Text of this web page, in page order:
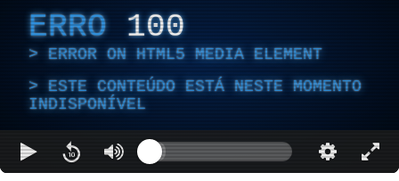
ERRO 100
ERROR ON HTML5 MEDIA ELEMENT
ESTE CONTEÚDO ESTÁ NESTE MOMENTO
INDISPONÍVEL